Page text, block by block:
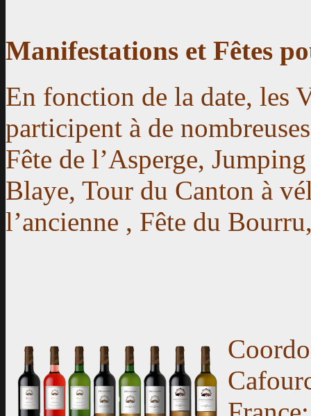
Manifestations et Fêtes
En fonction de la date, les
participent à de
Fête de l’Asperge,
Blaye, Tour du Canton à
l’ancienne , Fête du